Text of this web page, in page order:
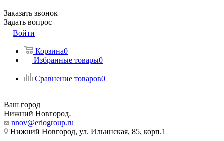
Заказать звонок
Задать вопрос
Войти
Корзина0
Избранные товары0
Сравнение товаров0
Ваш город
Нижний Новгород
nnov@eriogroup.ru
Нижний Новгород, ул. Ильинская, 85, корп.1